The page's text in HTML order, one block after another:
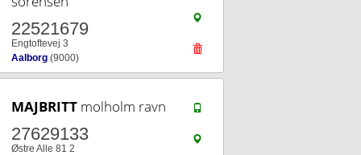
22521679
Engtoftevej 3
Aalborg (9000)
MAJBRITT molholm ravn
27629133
Østre Alle 81 2